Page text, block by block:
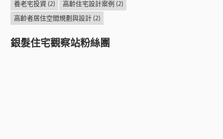
養老宅投資(2) 高齡住宅設計案例 (2)
高齡者居住空間規劃與設計(2)
銀髮住宅觀察站粉絲團